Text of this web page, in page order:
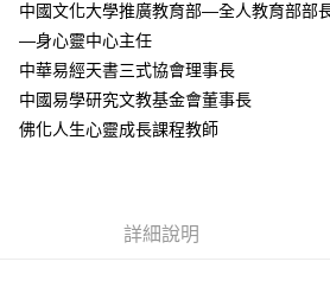
中國文化大學推廣教育部—全人教育部部
—身心靈中心主任
中華易經天書三式協會理事長
中國易學研究文教基金會董事長
佛化人生心靈成長課程教師
詳細說明